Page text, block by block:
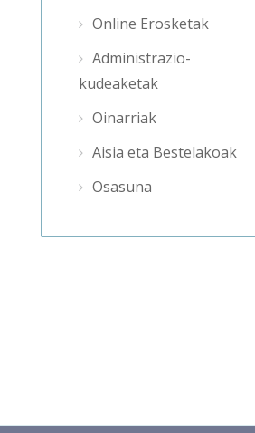
Online Erosketak
Administrazio-
kudeaketak
Oinarriak
Aisia eta Bestelakoak
Osasuna